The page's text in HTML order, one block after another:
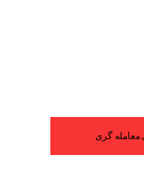
معامله گری